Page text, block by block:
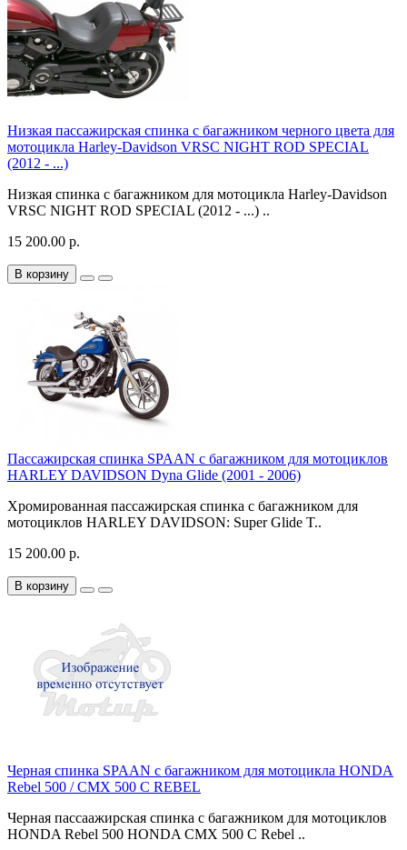
Низкая пассажирская спинка с багажником черного цвета для
мотоцикла Harley-Davidson VRSC NIGHT ROD SPECIAL
(2012 - ...)
Низкая спинка с багажником для мотоцикла Harley-Davidson
VRSC NIGHT ROD SPECIAL (2012 - ...) ..
15 200.00 р.
В корзину
Пассажирская спинка SPAAN с багажником для мотоциклов
HARLEY DAVIDSON Dyna Glide (2001 - 2006)
Хромированная пассажирская спинка с багажником для
мотоциклов HARLEY DAVIDSON: Super Glide T..
15 200.00 р.
В корзину
Черная спинка SPAAN с багажником для мотоцикла HONDA
Rebel 500 / CMX 500 C REBEL
Черная пассаажирская спинка с багажником для мотоциклов
HONDA Rebel 500 HONDA CMX 500 C Rebel ..